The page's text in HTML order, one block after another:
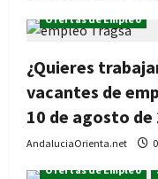
Ofertas de Empleo
¿Quieres
vacantes de
10 de agosto de
AndaluciaOrienta.net
Ofertas de Empleo